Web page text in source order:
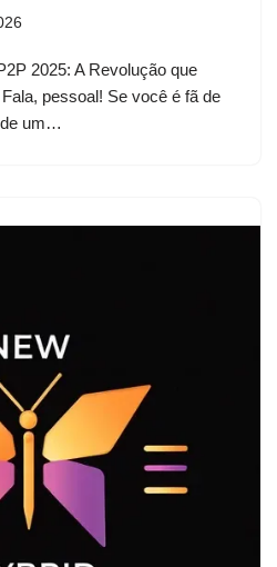
2025: A Revolução que
pessoal! Se você é fã de
um…